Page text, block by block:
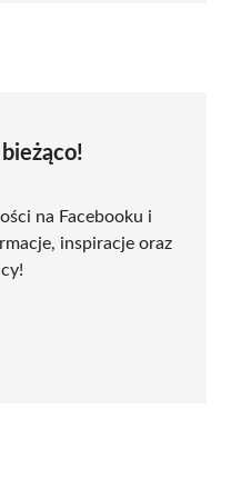
na Facebooku i
inspiracje oraz